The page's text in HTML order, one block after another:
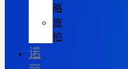
略
旅
拍
诺